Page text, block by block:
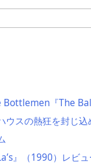
Bottlemen『The
ウスの熱狂を封じ
』（1990）レビ